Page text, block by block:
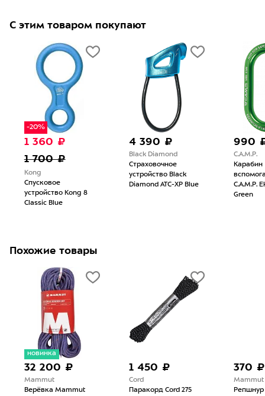
С этим товаром покупают
-20%
1 360 ₽
1 700 ₽
Kong
Спусковое
устройство Kong 8
Classic Blue
4 390 ₽
Black Diamond
Страховочное
устройство Black
Diamond ATC-XP Blue
990
C.A.M.P.
Карабин
C.A.M.P.
Green
Похожие товары
новинка
32 200 ₽
Mammut
Верёвка Mammut
1 450 ₽
Cord
Паракорд Cord 275
370 ₽
Mammut